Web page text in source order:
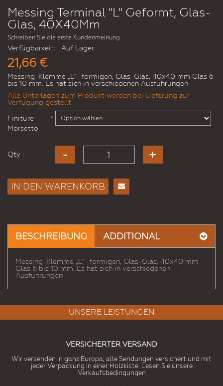
Messing Terminal "L" Geformt, Glas-
Glas, 40X40Mm
Schreiben Sie die erste Kundenmeinung
Verfügbarkeit: Auf Lager
21,66 €
Messing-Klemme „L“ -förmigen, Glas-Glas, 40x40 mm Glas 6
bis 10 mm. Es hat sich in verschiedenen Ausführungen
Alle Unterlagen zum Produkt werden bei Lieferung zur
Verfügung gestellt
*
Finiture
Morsetto
Qty :
IN DEN WARENKORB
Freund
BESCHREIBUNG ADDITIONAL
Messing-Klemme „L“ -förmigen, Glas-Glas, 40x40 mm
Glas 6 bis 10 mm. Es hat sich in verschiedenen
Ausführungen
UNSERE LEISTUNGEN
VERSICHERTER VERSAND
Wir versenden in ganz Europa, alle Sendungen versichert und mit
jeder Verpackung in einer Holzkiste. Lesen Sie unsere
Verkaufsbedingungen